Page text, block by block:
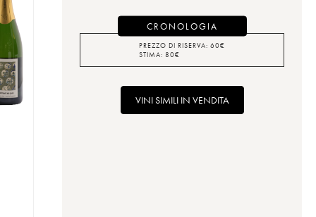
CRONOLOGIA
PREZZO DI RISERVA: 60€
STIMA: 80€
VINI SIMILI IN VENDITA